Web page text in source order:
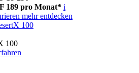
189 pro Monat* i
mehr entdecken
100
100